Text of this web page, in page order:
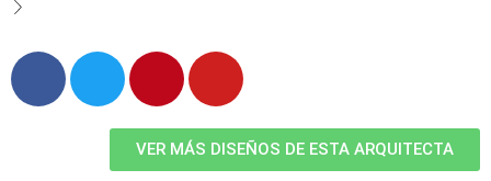
VER MÁS DISEÑOS DE ESTA ARQUITECTA